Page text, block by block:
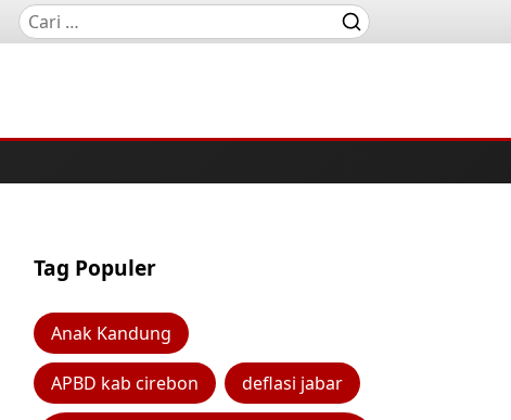
Tag Populer
Anak Kandung
APBD kab cirebon deflasi jabar